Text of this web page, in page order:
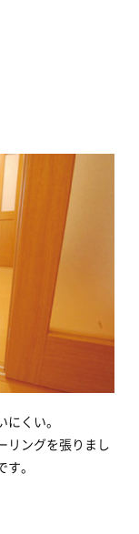
くい。
リングを張りまし
す。